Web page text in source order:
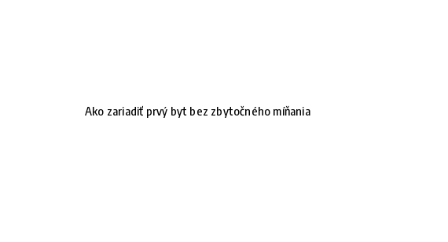
Ako zariadiť prvý byt bez zbytočného míňania